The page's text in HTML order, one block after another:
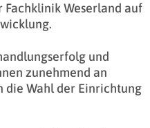
Fachklinik Weserland auf
und
zunehmend an
die Wahl der Einrichtung